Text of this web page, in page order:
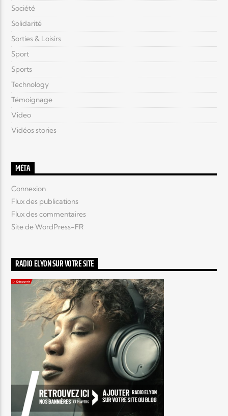
Société
Solidarité
Sorties & Loisirs
Sport
Sports
Technology
Témoignage
Video
Vidéos stories
MÉTA
Connexion
Flux des publications
Flux des commentaires
Site de WordPress-FR
RADIO ELYON SUR VOTRE SITE